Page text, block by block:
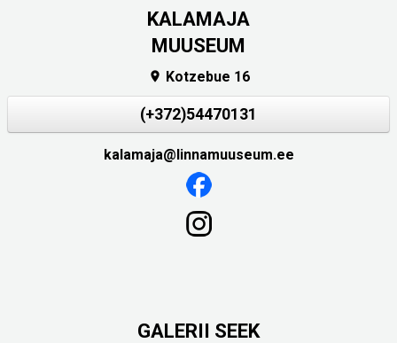
KALAMAJA
MUUSEUM
 Kotzebue 16
(+372)54470131
kalamaja@linnamuuseum.ee
GALERII SEEK